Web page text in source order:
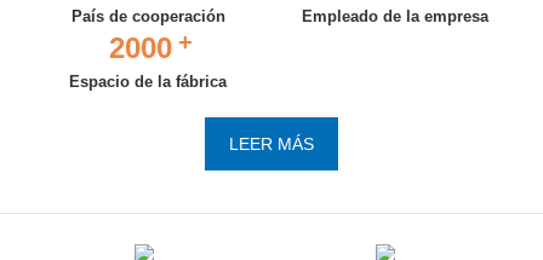
País de cooperación Empleado de la empresa
2000 +
Espacio de la fábrica
LEER MÁS